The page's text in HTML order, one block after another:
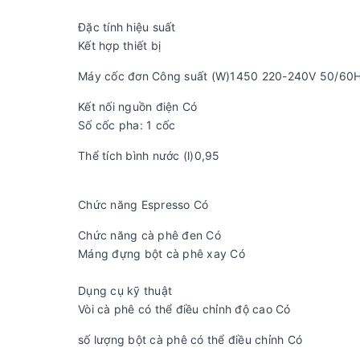
Đặc tính hiệu suất
Kết hợp thiết bị
Máy cốc đơn Công suất (W)1450 220-240V 50/
Kết nối nguồn điện Có
Số cốc pha: 1 cốc
Thể tích bình nước (l)0,95
Chức năng Espresso Có
Chức năng cà phê đen Có
Máng đựng bột cà phê xay Có
Dụng cụ kỹ thuật
Vòi cà phê có thể điều chỉnh độ cao Có
số lượng bột cà phê có thể điều chỉnh Có